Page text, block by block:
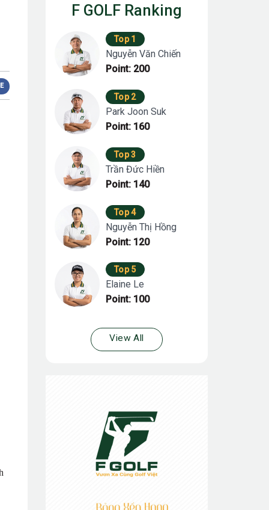
F GOLF Ranking
Top 1
Nguyễn Văn Chiến
Point: 200
Top 2
Park Joon Suk
Point: 160
Top 3
Trần Đức Hiền
Point: 140
Top 4
Nguyễn Thị Hồng
Point: 120
Top 5
Elaine Le
Point: 100
View All